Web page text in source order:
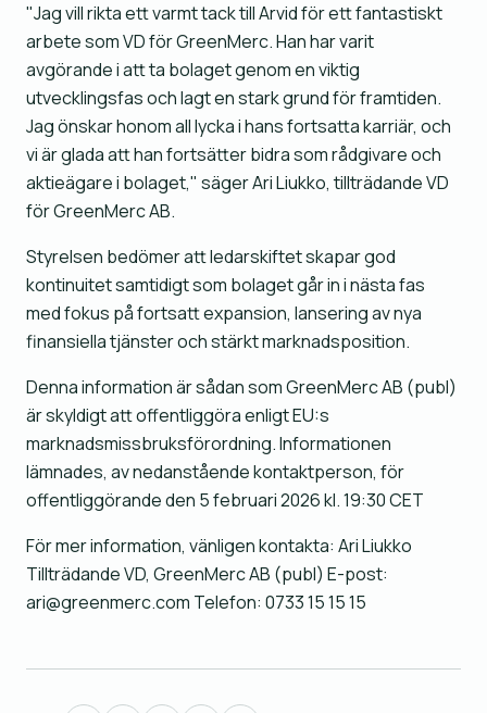
"Jag vill rikta ett varmt tack till Arvid för ett fantastiskt
arbete som VD för GreenMerc. Han har varit
avgörande i att ta bolaget genom en viktig
utvecklingsfas och lagt en stark grund för framtiden.
Jag önskar honom all lycka i hans fortsatta karriär, och
vi är glada att han fortsätter bidra som rådgivare och
aktieägare i bolaget," säger Ari Liukko, tillträdande VD
för GreenMerc AB.
Styrelsen bedömer att ledarskiftet skapar god
kontinuitet samtidigt som bolaget går in i nästa fas
med fokus på fortsatt expansion, lansering av nya
finansiella tjänster och stärkt marknadsposition.
Denna information är sådan som GreenMerc AB (publ)
är skyldigt att offentliggöra enligt EU:s
marknadsmissbruksförordning. Informationen
lämnades, av nedanstående kontaktperson, för
offentliggörande den 5 februari 2026 kl. 19:30 CET
För mer information, vänligen kontakta: Ari Liukko
Tillträdande VD, GreenMerc AB (publ) E-post:
ari@greenmerc.com Telefon: 0733 15 15 15